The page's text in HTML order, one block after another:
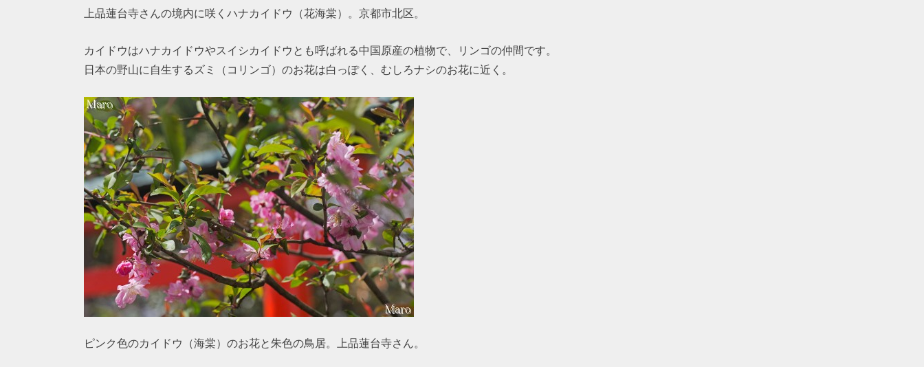
上品蓮台寺さんの境内に咲くハナカイドウ（花海棠）。京都市北区。
カイドウはハナカイドウやスイシカイドウとも呼ばれる中国原産の植物で、リンゴの仲間です。
日本の野山に自生するズミ（コリンゴ）のお花は白っぽく、むしろナシのお花に近く。
ピンク色のカイドウ（海棠）のお花と朱色の鳥居。上品蓮台寺さん。